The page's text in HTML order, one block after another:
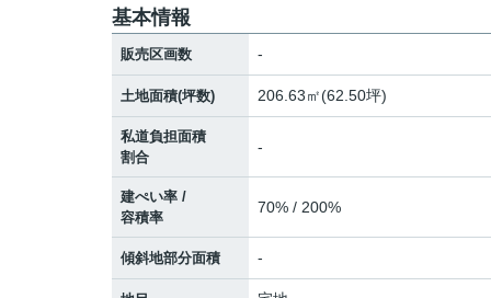
基本情報
販売区画数 -
土地面積(坪数) 206.63㎡(62.50坪)
私道負担面積
割合
-
建ぺい率 /
容積率
70% / 200%
傾斜地部分面積 -